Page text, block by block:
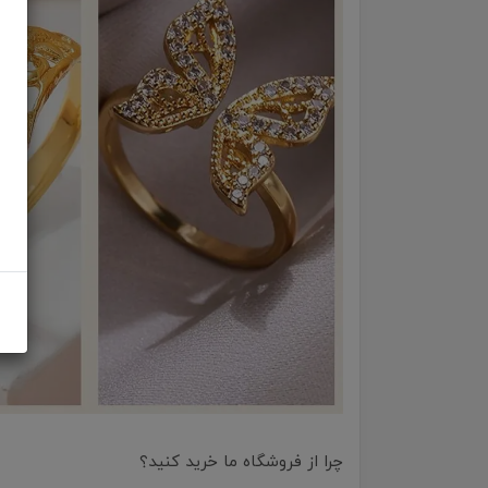
چرا از فروشگاه ما خرید کنید؟